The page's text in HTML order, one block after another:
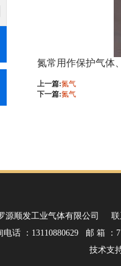
氮常用作保护气体
上一篇:氮气
下一篇:氮气
源顺发工业气体有限公司 联
电话 ：13110880629 邮 箱 ：
技术支